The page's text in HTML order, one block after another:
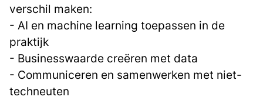
verschil maken:
- AI en machine learning toepassen in de
praktijk
- Businesswaarde creëren met data
- Communiceren en samenwerken met niet-
techneuten